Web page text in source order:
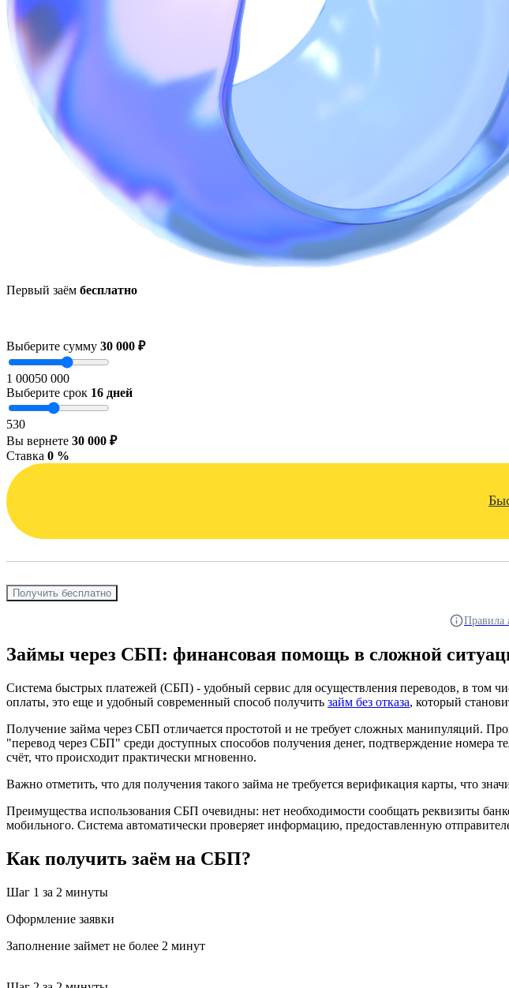
Первый заём бесплатно
Выберите сумму 30 000 ₽
1 00050 000
Выберите срок 16 дней
530
Вы вернете 30 000 ₽
Ставка 0 %
Получить бесплатно
Правила
Займы через СБП: финансовая помощь в сложной
Система быстрых платежей (СБП) - удобный сервис для осуществления переводов, в том
оплаты, это еще и удобный современный способ получить займ без отказа, который
Получение займа через СБП отличается простотой и не требует сложных манипуляций.
"перевод через СБП" среди доступных способов получения денег, подтверждение номера
счёт, что происходит практически мгновенно.
Важно отметить, что для получения такого займа не требуется верификация карты, что
Преимущества использования СБП очевидны: нет необходимости сообщать реквизиты
мобильного. Система автоматически проверяет информацию, предоставленную
Как получить заём на СБП?
Шаг 1 за 2 минуты
Оформление заявки
Заполнение займет не более 2 минут